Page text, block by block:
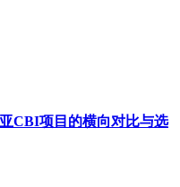
CBI项目的横向对比与选